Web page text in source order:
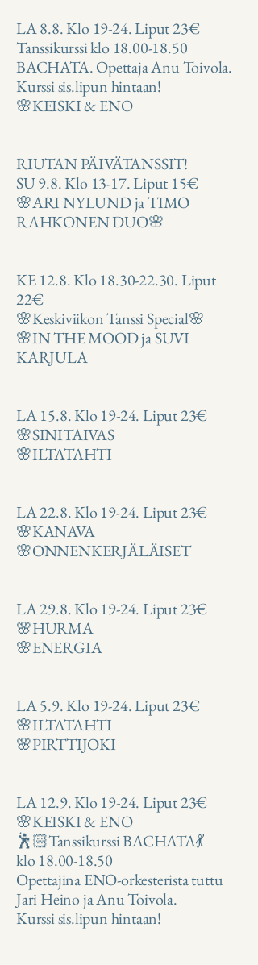
LA 8.8. Klo 19-24. Liput 23€
Tanssikurssi klo 18.00-18.50
BACHATA. Opettaja Anu Toivola.
Kurssi sis.lipun hintaan!
🌸KEISKI & ENO
RIUTAN PÄIVÄTANSSIT!
SU 9.8. Klo 13-17. Liput 15€
🌸ARI NYLUND ja TIMO
RAHKONEN DUO🌸
KE 12.8. Klo 18.30-22.30. Liput
22€
🌸Keskiviikon Tanssi Special🌸
🌸IN THE MOOD ja SUVI
KARJULA
LA 15.8. Klo 19-24. Liput 23€
🌸SINITAIVAS
🌸ILTATAHTI
LA 22.8. Klo 19-24. Liput 23€
🌸KANAVA
🌸ONNENKERJÄLÄISET
LA 29.8. Klo 19-24. Liput 23€
🌸HURMA
🌸ENERGIA
LA 5.9. Klo 19-24. Liput 23€
🌸ILTATAHTI
🌸PIRTTIJOKI
LA 12.9. Klo 19-24. Liput 23€
🌸KEISKI & ENO
🕺🏻Tanssikurssi BACHATA💃
klo18.00-18.50
Opettajina ENO-orkesterista tuttu
Jari Heino ja Anu Toivola.
Kurssi sis.lipun hintaan!